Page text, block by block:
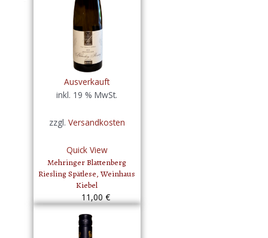
Ausverkauft
inkl. 19 % MwSt.
zzgl. Versandkosten
Quick View
Mehringer Blattenberg
Riesling Spätlese, Weinhaus
Kiebel
11,00€